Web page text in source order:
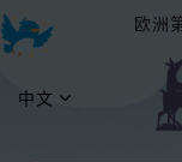
欧洲
中文